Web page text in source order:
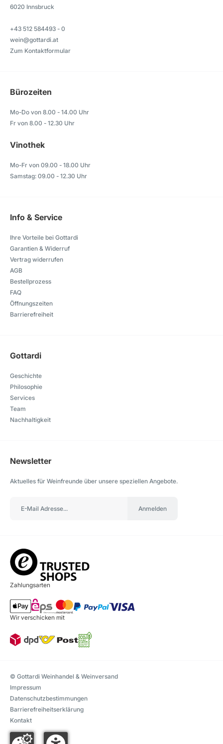
6020 Innsbruck
+43 512 584493 - 0
wein@gottardi.at
Zum Kontaktformular
Bürozeiten
Mo-Do von 8.00 - 14.00 Uhr
Fr von 8.00 - 12.30 Uhr
Vinothek
Mo-Fr von 09.00 - 18.00 Uhr
Samstag: 09.00 - 12.30 Uhr
Info & Service
Ihre Vorteile bei Gottardi
Garantien & Widerruf
Vertrag widerrufen
AGB
Bestellprozess
FAQ
Öffnungszeiten
Barrierefreiheit
Gottardi
Geschichte
Philosophie
Services
Team
Nachhaltigkeit
Newsletter
Aktuelles für Weinfreunde über unsere speziellen Angebote.
Anmelden
Zahlungsarten
Wir verschicken mit
© Gottardi Weinhandel & Weinversand
Impressum
Datenschutzbestimmungen
Barrierefreiheitserklärung
Kontakt